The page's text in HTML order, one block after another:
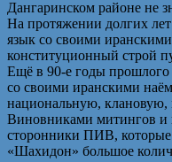
Дангаринском районе не
На протяжении долгих
язык со своими
конституционный строй
Ещё в 90-е годы прошлого
со своими иранскими
национальную, клановую,
Виновниками митингов и
сторонники ПИВ,
«Шахидон» большое